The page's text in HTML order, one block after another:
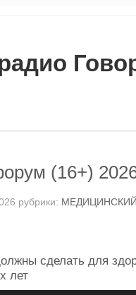
(16+)
рубрики:
сделать для
лет